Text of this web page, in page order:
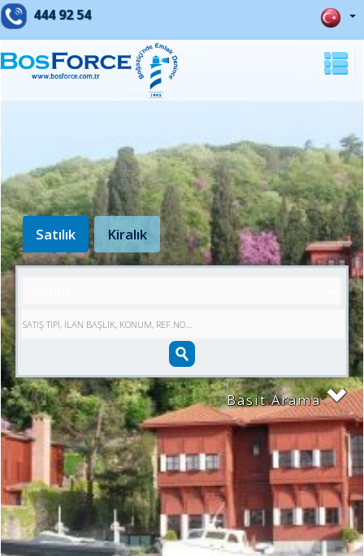
444 92 54
Satılık Kiralık
Basit Arama